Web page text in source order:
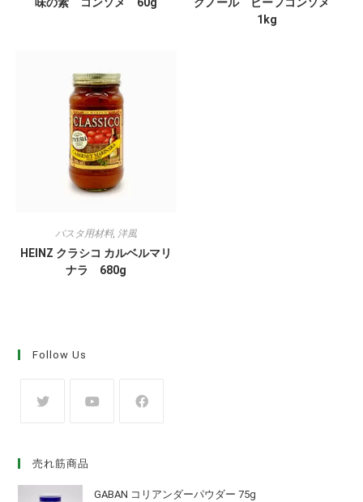
1kg
パスタ用材料, 洋風
HEINZ クラシコ カルベルマリ
ナラ 680g
Follow Us
売れ筋商品
GABAN コリアンダーパウダー 75g